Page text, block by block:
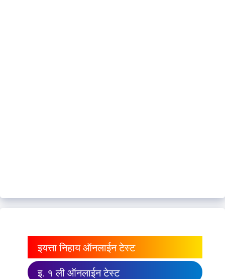
इयत्ता निहाय ऑनलाईन टेस्ट
इ. १ ली ऑनलाईन टेस्ट